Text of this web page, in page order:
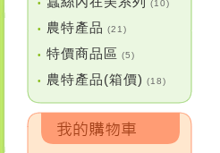
• (10)
• 農特產品 (21)
• 特價商品區 (5)
• 農特產品(箱價) (18)